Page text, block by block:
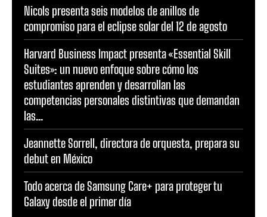
Nicols presenta seis modelos de anillos de
compromiso para el eclipse solar del 12 de agosto
Harvard Business Impact presenta «Essential Skill
Suites»: un nuevo enfoque sobre cómo los
estudiantes aprenden y desarrollan las
competencias personales distintivas que demandan
las...
Jeannette Sorrell, directora de orquesta, prepara su
debut en México
Todo acerca de Samsung Care+ para proteger tu
Galaxy desde el primer día